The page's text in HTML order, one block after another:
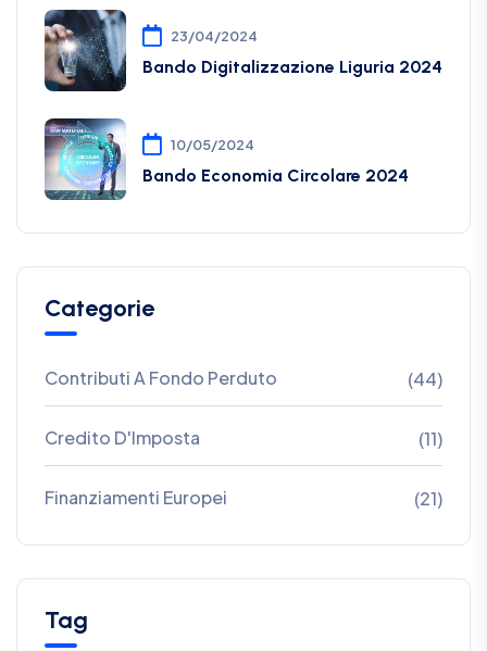
23/04/2024
Bando Digitalizzazione Liguria 2024
10/05/2024
Bando Economia Circolare 2024
Categorie
Contributi A Fondo Perduto (44)
Credito D'Imposta (11)
Finanziamenti Europei (21)
Tag